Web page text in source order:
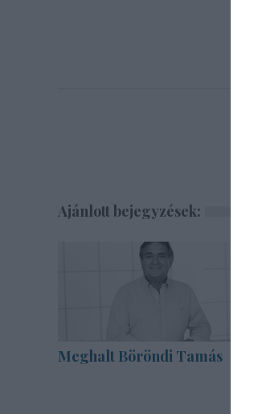
Ajánlott bejegyzések:
Meghalt Böröndi Tamás